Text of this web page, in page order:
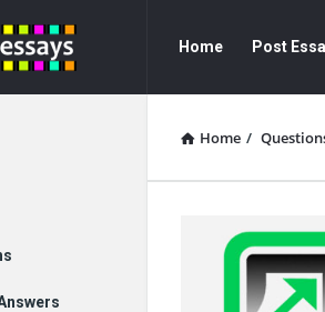
Essays
Navigation
Home Post
Home /